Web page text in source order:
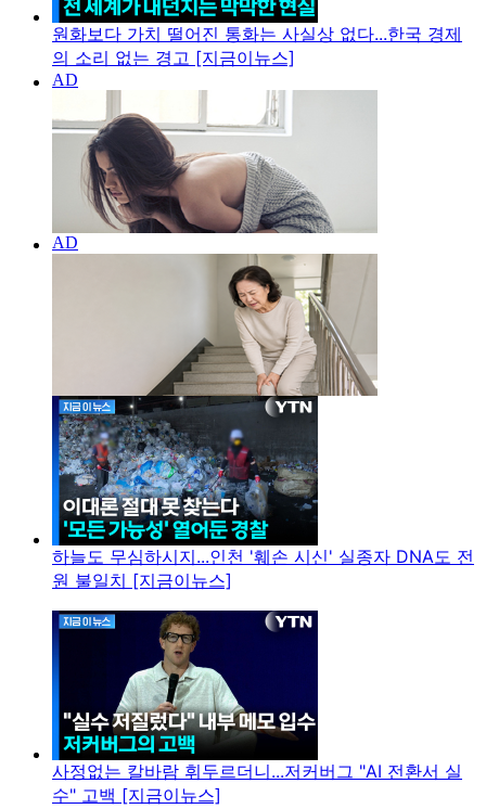
원화보다 가치 떨어진 통화는 사실상 없다...한국 경제
의 소리 없는 경고 [지금이뉴스]
하늘도 무심하시지...인천 '훼손 시신' 실종자 DNA도 전
원 불일치 [지금이뉴스]
사정없는 칼바람 휘두르더니...저커버그 "AI 전환서 실
수" 고백 [지금이뉴스]